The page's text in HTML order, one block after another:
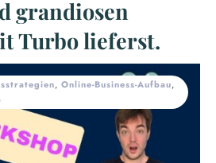
grandiosen
Turbo lieferst.
, Online-Business-Aufbau,